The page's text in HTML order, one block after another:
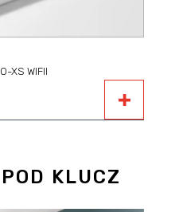
XS WIFII
KLUCZ